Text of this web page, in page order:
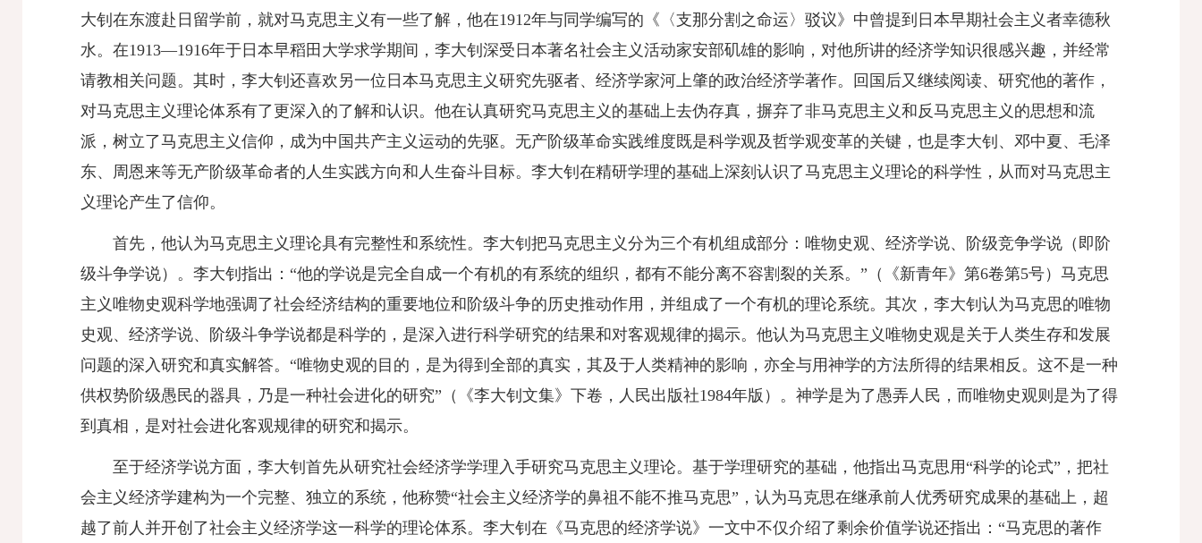
大钊在东渡赴日留学前，就对马克思主义有一些了解，他在1912年与同学编写的《〈支那分割之命运〉驳议》中曾提到日本早期社会主义者幸德秋
水。在1913—1916年于日本早稻田大学求学期间，李大钊深受日本著名社会主义活动家安部矶雄的影响，对他所讲的经济学知识很感兴趣，并经常
请教相关问题。其时，李大钊还喜欢另一位日本马克思主义研究先驱者、经济学家河上肇的政治经济学著作。回国后又继续阅读、研究他的著作，
对马克思主义理论体系有了更深入的了解和认识。他在认真研究马克思主义的基础上去伪存真，摒弃了非马克思主义和反马克思主义的思想和流
派，树立了马克思主义信仰，成为中国共产主义运动的先驱。无产阶级革命实践维度既是科学观及哲学观变革的关键，也是李大钊、邓中夏、毛泽
东、周恩来等无产阶级革命者的人生实践方向和人生奋斗目标。李大钊在精研学理的基础上深刻认识了马克思主义理论的科学性，从而对马克思主
义理论产生了信仰。
首先，他认为马克思主义理论具有完整性和系统性。李大钊把马克思主义分为三个有机组成部分：唯物史观、经济学说、阶级竞争学说（即阶
级斗争学说）。李大钊指出：“他的学说是完全自成一个有机的有系统的组织，都有不能分离不容割裂的关系。” （《新青年》第6卷第5号） 马克思
主义唯物史观科学地强调了社会经济结构的重要地位和阶级斗争的历史推动作用，并组成了一个有机的理论系统。其次，李大钊认为马克思的唯物
史观、经济学说、阶级斗争学说都是科学的，是深入进行科学研究的结果和对客观规律的揭示。他认为马克思主义唯物史观是关于人类生存和发展
问题的深入研究和真实解答。“唯物史观的目的，是为得到全部的真实，其及于人类精神的影响，亦全与用神学的方法所得的结果相反。这不是一种
供权势阶级愚民的器具，乃是一种社会进化的研究” （《李大钊文集》下卷，人民出版社1984年版） 。神学是为了愚弄人民，而唯物史观则是为了得
到真相，是对社会进化客观规律的研究和揭示。
至于经济学说方面，李大钊首先从研究社会经济学学理入手研究马克思主义理论。基于学理研究的基础，他指出马克思用“科学的论式”，把社
会主义经济学建构为一个完整、独立的系统，他称赞“社会主义经济学的鼻祖不能不推马克思”，认为马克思在继承前人优秀研究成果的基础上，超
越了前人并开创了社会主义经济学这一科学的理论体系。李大钊在《马克思的经济学说》一文中不仅介绍了剩余价值学说还指出：“马克思的著作